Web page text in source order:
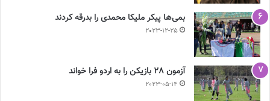
بمی‌ها پیکر ملیکا محمدی را بدرقه کردند
2023-12-25
آزمون 28 بازیکن را به اردو فرا خواند
2023-05-14